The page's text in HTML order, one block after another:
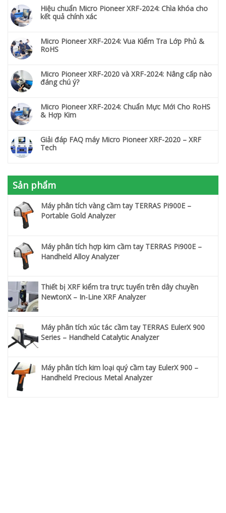
Hiệu chuẩn Micro Pioneer XRF-2024: Chìa khóa cho
kết quả chính xác
Micro Pioneer XRF-2024: Vua Kiểm Tra Lớp Phủ &
RoHS
Micro Pioneer XRF-2020 và XRF-2024: Nâng cấp nào
đáng chú ý?
Micro Pioneer XRF-2024: Chuẩn Mực Mới Cho RoHS
& Hợp Kim
Giải đáp FAQ máy Micro Pioneer XRF-2020 – XRF
Tech
Sản phẩm
Máy phân tích vàng cầm tay TERRAS Pi900E –
Portable Gold Analyzer
Máy phân tích hợp kim cầm tay TERRAS Pi900E –
Handheld Alloy Analyzer
Thiết bị XRF kiểm tra trực tuyến trên dây chuyền
NewtonX – In-Line XRF Analyzer
Máy phân tích xúc tác cầm tay TERRAS EulerX 900
Series – Handheld Catalytic Analyzer
Máy phân tích kim loại quý cầm tay EulerX 900 –
Handheld Precious Metal Analyzer